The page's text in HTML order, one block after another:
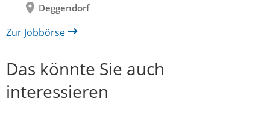
Deggendorf
Zur Jobbörse
Das könnte Sie auch
interessieren